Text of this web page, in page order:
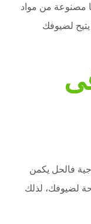
مصنوعة من مواد
يتيح لضيوفك
فالحل يكمن
لضيوفك، لذلك